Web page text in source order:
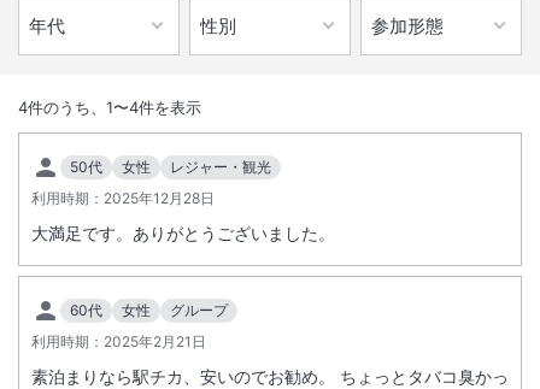
【西武秩父駅から徒歩３分！】★和洋朝食無料★無料駐車場有り★洋
室のお部屋に加えて、和室を完備しております。靴を脱いでのんびりお
過ごし下さい。
総客室数91室
INチェックイン
15:00/ OUT チェックアウト
10:00
駅徒歩5分
4件のうち、 1〜4件を表示
50代 女性
レジャー・観光
利用時期： 2025年12月28日
大満足です。ありがとうございました。
60代 女性
グループ
利用時期： 2025年2月21日
素泊まりなら駅チカ、安いのでお勧め。 ちょっとタバコ臭かっ